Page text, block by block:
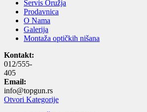
Servis Oružja
Prodavnica
O Nama
Galerija
Montaža optičkih nišana
Kontakt:
012/555-
405
Email:
info@topgun.rs
Otvori Kategorije